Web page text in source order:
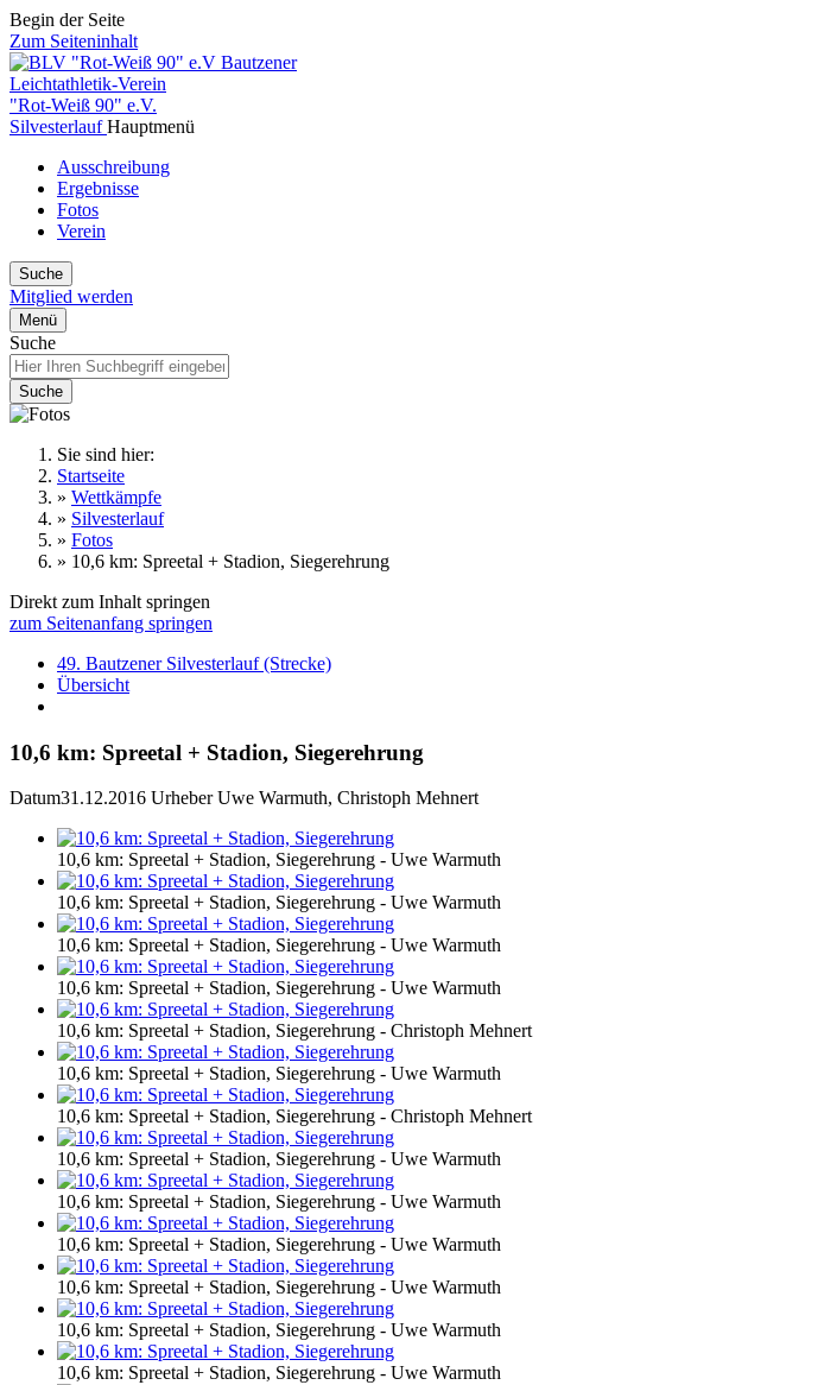
Begin der Seite
Zum Seiteninhalt
Bautzener
Leichtathletik-Verein
"Rot-Weiß 90" e.V.
Silvesterlauf Hauptmenü
Ausschreibung
Ergebnisse
Fotos
Verein
Suche
Mitglied werden
Menü
Suche
Suche
Sie sind hier:
Startseite
» Wettkämpfe
» Silvesterlauf
» Fotos
» 10,6 km: Spreetal + Stadion, Siegerehrung
Direkt zum Inhalt springen
zum Seitenanfang springen
49. Bautzener Silvesterlauf (Strecke)
Übersicht
10,6 km: Spreetal + Stadion, Siegerehrung
Datum31.12.2016 UrheberUwe Warmuth, Christoph Mehnert
10,6 km: Spreetal + Stadion, Siegerehrung - Uwe Warmuth
10,6 km: Spreetal + Stadion, Siegerehrung - Uwe Warmuth
10,6 km: Spreetal + Stadion, Siegerehrung - Uwe Warmuth
10,6 km: Spreetal + Stadion, Siegerehrung - Uwe Warmuth
10,6 km: Spreetal + Stadion, Siegerehrung - Christoph Mehnert
10,6 km: Spreetal + Stadion, Siegerehrung - Uwe Warmuth
10,6 km: Spreetal + Stadion, Siegerehrung - Christoph Mehnert
10,6 km: Spreetal + Stadion, Siegerehrung - Uwe Warmuth
10,6 km: Spreetal + Stadion, Siegerehrung - Uwe Warmuth
10,6 km: Spreetal + Stadion, Siegerehrung - Uwe Warmuth
10,6 km: Spreetal + Stadion, Siegerehrung - Uwe Warmuth
10,6 km: Spreetal + Stadion, Siegerehrung - Uwe Warmuth
10,6 km: Spreetal + Stadion, Siegerehrung - Uwe Warmuth